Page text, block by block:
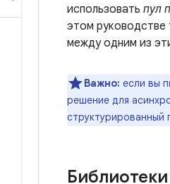
использовать пул
этом руководстве
между одним из
Важно: если вы
решение для